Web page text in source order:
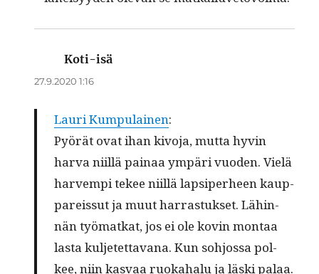
Koti-isä
27.9.2020 1:16
Lau­ri Kumpu­lainen:
Pyörät ovat ihan kivo­ja, mut­ta hyvin
har­va niil­lä painaa ympäri vuo­den. Vielä
harvem­pi tekee niil­lä lap­siper­heen kaup­
pareis­sut ja muut har­ras­tuk­set. Lähin­
nän työ­matkat, jos ei ole kovin mon­taa
las­ta kul­jetet­ta­vana. Kun sohjos­sa pol­
kee, niin kas­vaa ruoka­halu ja läs­ki palaa.